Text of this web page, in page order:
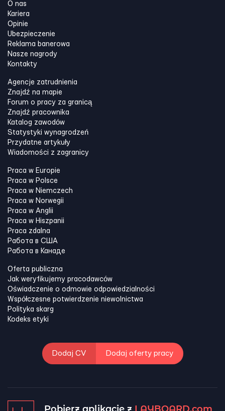
O nas
Kariera
Opinie
Ubezpieczenie
Reklama banerowa
Nasze nagrody
Kontakty
Agencje zatrudnienia
Znajdź na mapie
Forum o pracy za granicą
Znajdź pracownika
Katalog zawodów
Statystyki wynagrodzeń
Przydatne artykuły
Wiadomości z zagranicy
Praca w Europie
Praca w Polsce
Praca w Niemczech
Praca w Norwegii
Praca w Anglii
Praca w Hiszpanii
Praca zdalna
Работа в США
Работа в Канадe
Oferta publiczna
Jak weryfikujemy pracodawców
Oświadczenie o odmowie odpowiedzialności
Współczesne potwierdzenie niewolnictwa
Polityka skarg
Kodeks etyki
Dodaj CV Dodaj oferty pracy